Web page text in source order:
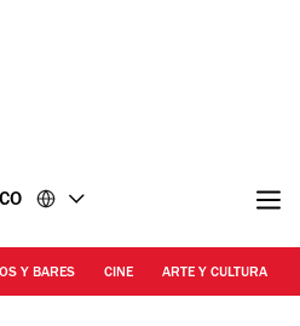
Y BARES CINE ARTE Y CULTURA